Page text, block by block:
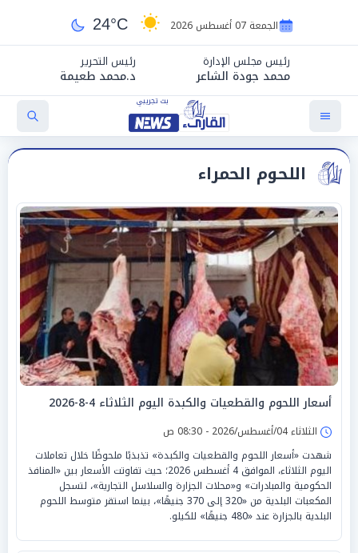
الجمعة 07 أغسطس 2026 24°C
رئيس مجلس الإدارة
محمد جودة الشاعر
رئيس التحرير
د.محمد طعيمة
اللحوم الحمراء
أسعار اللحوم والقطعيات والكبدة اليوم الثلاثاء 4-8-2026
الثلاثاء 04/أغسطس/2026 - 08:30 ص
شهدت «أسعار اللحوم والقطعيات والكبدة» تذبذبًا ملحوظًا خلال تعاملات
اليوم الثلاثاء، الموافق 4 أغسطس 2026؛ حيث تفاوتت الأسعار بين «المنافذ
الحكومية والمبادرات» و«محلات الجزارة والسلاسل التجارية»، لتسجل
المكعبات البلدية من «320 إلى 370 جنيهًا»، بينما استقر متوسط اللحوم
البلدية بالجزارة عند «480 جنيهًا» للكيلو.